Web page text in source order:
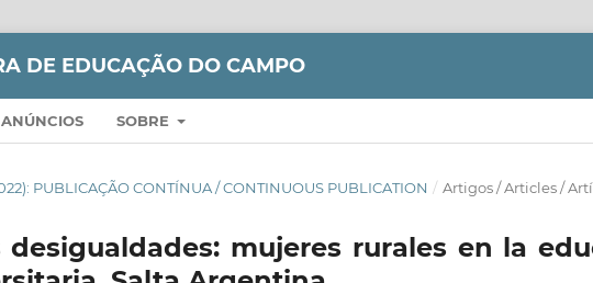
DE EDUCAÇÃO DO CAMPO
ANÚNCIOS SOBRE
PUBLICAÇÃO CONTÍNUA / CONTINUOUS PUBLICATION / Artigos / Articles /
desigualdades: mujeres rurales en la